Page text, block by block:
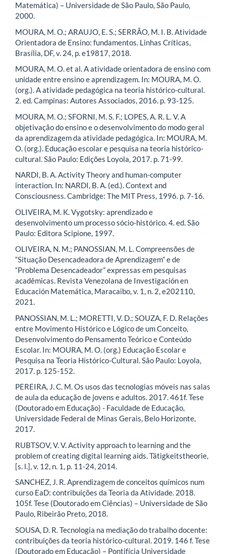
Matemática) – Universidade de São Paulo, São Paulo,
2000.
MOURA, M. O.; ARAUJO, E. S.; SERRÃO, M. I. B. Atividade
Orientadora de Ensino: fundamentos. Linhas Críticas,
Brasília, DF, v. 24, p. e19817, 2018.
MOURA, M. O. et al. A atividade orientadora de ensino com
unidade entre ensino e aprendizagem. In: MOURA, M. O.
(org.). A atividade pedagógica na teoria histórico-cultural.
2. ed. Campinas: Autores Associados, 2016. p. 93-125.
MOURA, M. O.; SFORNI, M. S. F.; LOPES, A. R. L. V. A
objetivação do ensino e o desenvolvimento do modo geral
da aprendizagem da atividade pedagógica. In: MOURA, M.
O. (org.). Educação escolar e pesquisa na teoria histórico-
cultural. São Paulo: Edições Loyola, 2017. p. 71-99.
NARDI, B. A. Activity Theory and human-computer
interaction. In: NARDI, B. A. (ed.). Context and
Consciousness. Cambridge: The MIT Press, 1996. p. 7-16.
OLIVEIRA, M. K. Vygotsky: aprendizado e
desenvolvimento um processo sócio-histórico. 4. ed. São
Paulo: Editora Scipione, 1997.
OLIVEIRA, N. M.; PANOSSIAN, M. L. Compreensões de
“Situação Desencadeadora de Aprendizagem” e de
“Problema Desencadeador” expressas em pesquisas
acadêmicas. Revista Venezolana de Investigación en
Educación Matemática, Maracaibo, v. 1, n. 2, e202110,
2021.
PANOSSIAN, M. L.; MORETTI, V. D.; SOUZA, F. D. Relações
entre Movimento Histórico e Lógico de um Conceito,
Desenvolvimento do Pensamento Teórico e Conteúdo
Escolar. In: MOURA, M. O. (org.) Educação Escolar e
Pesquisa na Teoria Histórico-Cultural. São Paulo: Loyola,
2017. p. 125-152.
PEREIRA, J. C. M. Os usos das tecnologias móveis nas salas
de aula da educação de jovens e adultos. 2017. 461f. Tese
(Doutorado em Educação) - Faculdade de Educação,
Universidade Federal de Minas Gerais, Belo Horizonte,
2017.
RUBTSOV, V. V. Activity approach to learning and the
problem of creating digital learning aids. Tätigkeitstheorie,
[s. l.], v. 12, n. 1, p. 11-24, 2014.
SANCHEZ, J. R. Aprendizagem de conceitos químicos num
curso EaD: contribuições da Teoria da Atividade. 2018.
105f. Tese (Doutorado em Ciências) – Universidade de São
Paulo, Ribeirão Preto, 2018.
SOUSA, D. R. Tecnologia na mediação do trabalho docente:
contribuições da teoria histórico-cultural. 2019. 146 f. Tese
(Doutorado em Educação) – Pontifícia Universidade